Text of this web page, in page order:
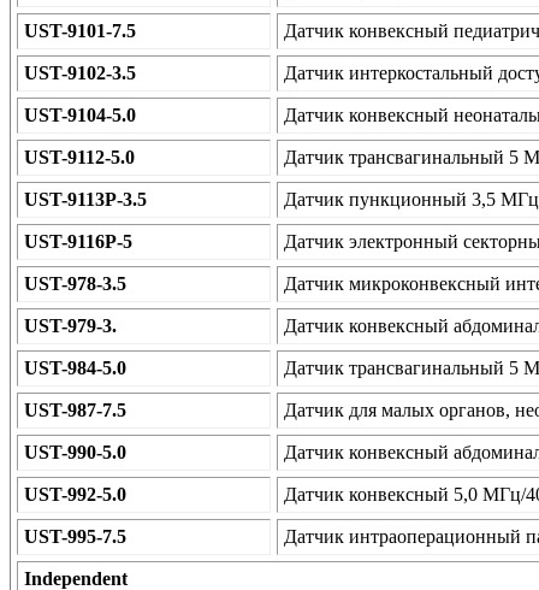
UST-9101-7.5 Датчик конвексный
UST-9102-3.5 Датчик интеркостальный
UST-9104-5.0 Датчик конвексный
UST-9112-5.0 Датчик трансвагинальный 5
UST-9113P-3.5 Датчик пункционный 3,5
UST-9116P-5 Датчик электронный
UST-978-3.5 Датчик микроконвексный
UST-979-3. Датчик конвексный
UST-984-5.0 Датчик трансвагинальный 5
UST-987-7.5 Датчик для малых органов,
UST-990-5.0 Датчик конвексный
UST-992-5.0 Датчик конвексный 5,0 МГц/
UST-995-7.5 Датчик интраоперационный
Independent